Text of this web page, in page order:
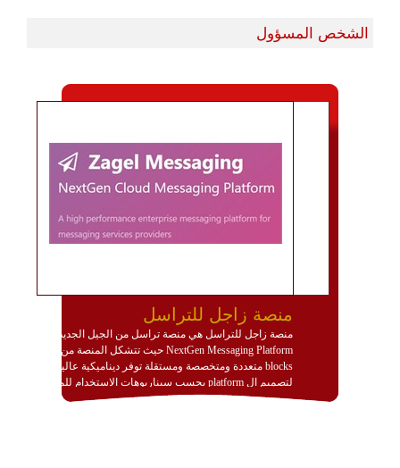
الشخص المسؤول
منصة زاجل للتراسل
منصة زاجل للتراسل هي منصة تراسل من الجيل الجديد
NextGen Messaging Platform حيث تتشكل المنصة من
blocks متعددة ومتخصصة ومستقلة توفر ديناميكية عالية
لتصميم ال platform بحسب سيناريوهات الاستخدام للمنصة
وتتوافق مع النشر والاستثمار ضمن بيئة استضافة dedicated